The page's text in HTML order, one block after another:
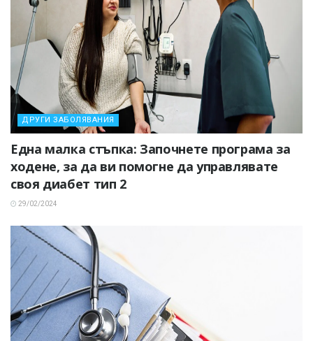
ДРУГИ ЗАБОЛЯВАНИЯ
Една малка стъпка: Започнете програма за
ходене, за да ви помогне да управлявате
своя диабет тип 2
29/02/2024